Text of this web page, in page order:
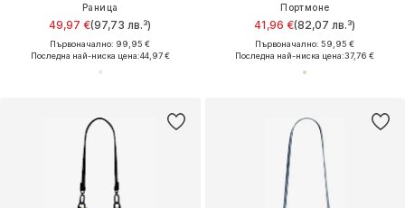
Раница
49,97 €(97,73 лв.³)
Първоначално: 99,95 €
Последна най-ниска цена:44,97 €
Портмоне
41,96 €(82,07 лв.³)
Първоначално: 59,95 €
Последна най-ниска цена:37,76 €